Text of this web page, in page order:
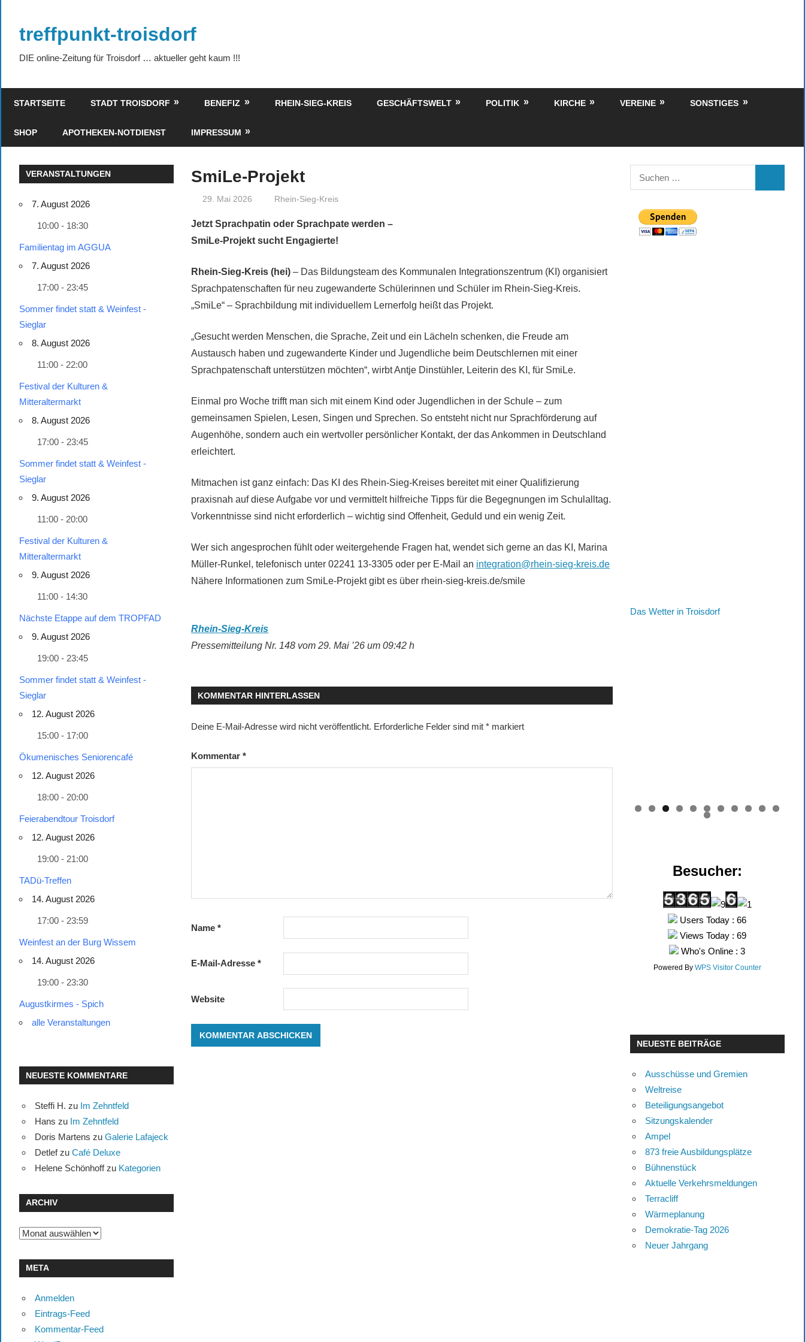
springentreffpunkt-troisdorf
DIE online-Zeitung für Troisdorf … aktueller geht kaum !!!
STARTSEITE STADT TROISDORF BENEFIZ RHEIN-SIEG-KREIS GESCHÄFTSWELT POLITIK KIRCHE VEREINE SONSTIGES
SHOP APOTHEKEN-NOTDIENST IMPRESSUM
SmiLe-Projekt
29. Mai 2026 treffpunkt
Rhein-Sieg-Kreis
Jetzt Sprachpatin oder Sprachpate werden –
SmiLe-Projekt sucht Engagierte!
Rhein-Sieg-Kreis (hei) – Das Bildungsteam des Kommunalen Integrationszentrum (KI) organisiert
Sprachpatenschaften für neu zugewanderte Schülerinnen und Schüler im Rhein-Sieg-Kreis.
„SmiLe“ – Sprachbildung mit individuellem Lernerfolg heißt das Projekt.
„Gesucht werden Menschen, die Sprache, Zeit und ein Lächeln schenken, die Freude am
Austausch haben und zugewanderte Kinder und Jugendliche beim Deutschlernen mit einer
Sprachpatenschaft unterstützen möchten“, wirbt Antje Dinstühler, Leiterin des KI, für SmiLe.
Einmal pro Woche trifft man sich mit einem Kind oder Jugendlichen in der Schule – zum
gemeinsamen Spielen, Lesen, Singen und Sprechen. So entsteht nicht nur Sprachförderung auf
Augenhöhe, sondern auch ein wertvoller persönlicher Kontakt, der das Ankommen in Deutschland
erleichtert.
Mitmachen ist ganz einfach: Das KI des Rhein-Sieg-Kreises bereitet mit einer Qualifizierung
praxisnah auf diese Aufgabe vor und vermittelt hilfreiche Tipps für die Begegnungen im Schulalltag.
Vorkenntnisse sind nicht erforderlich – wichtig sind Offenheit, Geduld und ein wenig Zeit.
Wer sich angesprochen fühlt oder weitergehende Fragen hat, wendet sich gerne an das KI, Marina
Müller-Runkel, telefonisch unter 02241 13-3305 oder per E-Mail an integration@rhein-sieg-kreis.de
Nähere Informationen zum SmiLe-Projekt gibt es über rhein-sieg-kreis.de/smile
Rhein-Sieg-Kreis
Pressemitteilung Nr. 148 vom 29. Mai ’26 um 09:42 h
KOMMENTAR HINTERLASSEN
Deine E-Mail-Adresse wird nicht veröffentlicht. Erforderliche Felder sind mit* markiert
Kommentar*
Name*
E-Mail-Adresse*
Website
VERANSTALTUNGEN
7. August 2026
10:00 - 18:30
Familientag im AGGUA
7. August 2026
17:00 - 23:45
Sommer findet statt & Weinfest -
Sieglar
8. August 2026
11:00 - 22:00
Festival der Kulturen &
Mitteraltermarkt
8. August 2026
17:00 - 23:45
Sommer findet statt & Weinfest -
Sieglar
9. August 2026
11:00 - 20:00
Festival der Kulturen &
Mitteraltermarkt
9. August 2026
11:00 - 14:30
Nächste Etappe auf dem TROPFAD
9. August 2026
19:00 - 23:45
Sommer findet statt & Weinfest -
Sieglar
12. August 2026
15:00 - 17:00
Ökumenisches Seniorencafé
12. August 2026
18:00 - 20:00
Feierabendtour Troisdorf
12. August 2026
19:00 - 21:00
TADü-Treffen
14. August 2026
17:00 - 23:59
Weinfest an der Burg Wissem
14. August 2026
19:00 - 23:30
Augustkirmes - Spich
alle Veranstaltungen
NEUESTE KOMMENTARE
Steffi H. zu Im Zehntfeld
Hans zu Im Zehntfeld
Doris Martens zu Galerie Lafajeck
Detlefzu Café Deluxe
Helene Schönhoffzu Kategorien
ARCHIV
Archiv
META
Anmelden
Eintrags-Feed
Kommentar-Feed
Suchen
nach:
Das Wetter in Troisdorf
0 1
2
Besucher:
Users Today : 66
Views Today : 69
Who's Online : 3
Powered By WPS Visitor Counter
NEUESTE BEITRÄGE
Ausschüsse und Gremien
Weltreise
Beteiligungsangebot
Sitzungskalender
Ampel
873 freie Ausbildungsplätze
Bühnenstück
Aktuelle Verkehrsmeldungen
Terracliff
Wärmeplanung
Demokratie-Tag 2026
Neuer Jahrgang